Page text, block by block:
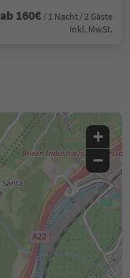
ab 160€ / 1 Nacht / 2 Gäste
Inkl. MwSt.
+
−